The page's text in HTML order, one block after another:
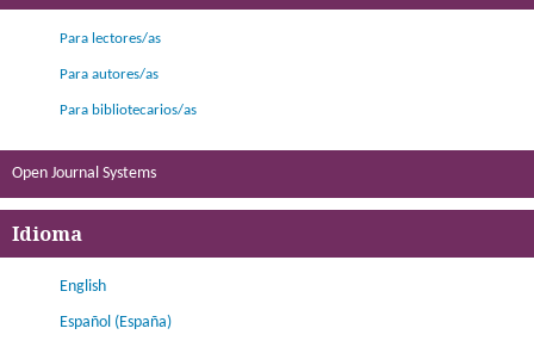
Para lectores/as
Para autores/as
Para bibliotecarios/as
Open Journal Systems
Idioma
English
Español (España)